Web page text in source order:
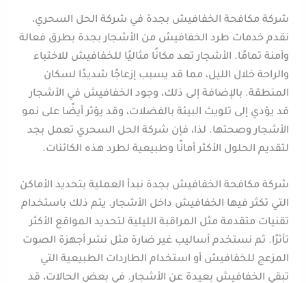
شركة مكافحة الخفافيش بجدة في شركة الحل السحري،
نقدم خدمات طرد الخفافيش من الأشجار بجدة بطرق فعالة
وآمنة تمامًا. الأشجار تعد مكانًا مثاليًا للخفافيش للاختباء
والراحة خلال الليل، مما قد يسبب إزعاجًا شديدًا لسكان
المنطقة. بالإضافة إلى ذلك، وجود الخفافيش في الأشجار
قد يؤدي إلى تلويث البيئة بالفضلات، وقد يؤثر أيضًا على نمو
الأشجار وصحتها. لذا، فإن شركة الحل السحري تعمل بجد
لتقديم الحلول الأكثر أمانًا وطبيعية لطرد هذه الكائنات.
شركة مكافحة الخفافيش بجدة نبدأ العملية بتحديد الأماكن
التي تكثر فيها الخفافيش داخل الأشجار. يتم ذلك باستخدام
تقنيات متقدمة مثل المراقبة الليلية لتحديد المواقع الأكثر
تأثرًا. ثم نستخدم أساليب غير ضارة مثل نشر أجهزة الصوت
المزعج للخفافيش أو استخدام الطاردات الطبيعية التي
تبقي الخفافيش بعيدة عن الأشجار. في بعض الحالات، قد